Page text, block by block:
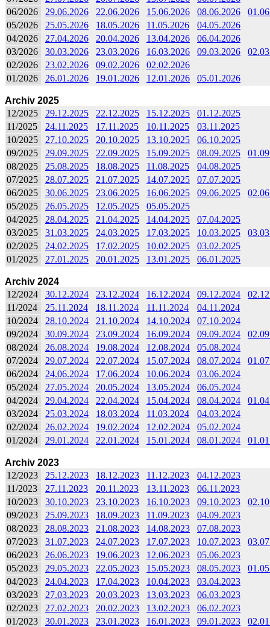
06/2026
29.06.2026 22.06.2026 15.06.2026 08.06.2026
05/2026
25.05.2026 18.05.2026 11.05.2026
04.05.2026
04/2026
27.04.2026 20.04.2026 13.04.2026
06.04.2026
03/2026
30.03.2026 23.03.2026 16.03.2026 09.03.2026
02/2026
23.02.2026 09.02.2026
02.02.2026
01/2026
26.01.2026 19.01.2026 12.01.2026 05.01.2026
Archiv 2025
12/2025
29.12.2025 22.12.2025 15.12.2025
01.12.2025
11/2025
24.11.2025 17.11.2025 10.11.2025
03.11.2025
10/2025
27.10.2025 20.10.2025 13.10.2025
06.10.2025
09/2025
29.09.2025 22.09.2025 15.09.2025 08.09.2025
08/2025
25.08.2025 18.08.2025 11.08.2025
04.08.2025
07/2025
28.07.2025 21.07.2025 14.07.2025
07.07.2025
06/2025
30.06.2025 23.06.2025 16.06.2025 09.06.2025
05/2025
26.05.2025 12.05.2025
05.05.2025
04/2025
28.04.2025 21.04.2025 14.04.2025
07.04.2025
03/2025
31.03.2025 24.03.2025 17.03.2025 10.03.2025
02/2025
24.02.2025 17.02.2025 10.02.2025
03.02.2025
01/2025
27.01.2025 20.01.2025 13.01.2025 06.01.2025
Archiv 2024
12/2024
30.12.2024 23.12.2024 16.12.2024 09.12.2024
11/2024
25.11.2024 18.11.2024 11.11.2024
04.11.2024
10/2024
28.10.2024 21.10.2024 14.10.2024
07.10.2024
09/2024
30.09.2024 23.09.2024 16.09.2024 09.09.2024
08/2024
26.08.2024 19.08.2024 12.08.2024
05.08.2024
07/2024
29.07.2024 22.07.2024 15.07.2024 08.07.2024
06/2024
24.06.2024 17.06.2024 10.06.2024
03.06.2024
05/2024
27.05.2024 20.05.2024 13.05.2024
06.05.2024
04/2024
29.04.2024 22.04.2024 15.04.2024 08.04.2024
03/2024
25.03.2024 18.03.2024 11.03.2024
04.03.2024
02/2024
26.02.2024 19.02.2024 12.02.2024
05.02.2024
01/2024
29.01.2024 22.01.2024 15.01.2024 08.01.2024
Archiv 2023
12/2023
25.12.2023 18.12.2023 11.12.2023
04.12.2023
11/2023
27.11.2023 20.11.2023 13.11.2023
06.11.2023
10/2023
30.10.2023 23.10.2023 16.10.2023 09.10.2023
09/2023
25.09.2023 18.09.2023 11.09.2023
04.09.2023
08/2023
28.08.2023 21.08.2023 14.08.2023
07.08.2023
07/2023
31.07.2023 24.07.2023 17.07.2023 10.07.2023
06/2023
26.06.2023 19.06.2023 12.06.2023
05.06.2023
05/2023
29.05.2023 22.05.2023 15.05.2023 08.05.2023
04/2023
24.04.2023 17.04.2023 10.04.2023
03.04.2023
03/2023
27.03.2023 20.03.2023 13.03.2023
06.03.2023
02/2023
27.02.2023 20.02.2023 13.02.2023
06.02.2023
01/2023
30.01.2023 23.01.2023 16.01.2023 09.01.2023